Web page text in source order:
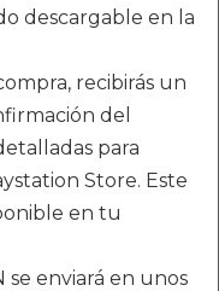
descargable en la
recibirás un
del
para
Store. Este
en tu
se enviará en unos